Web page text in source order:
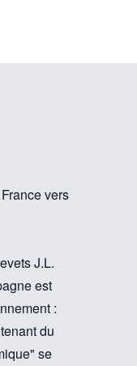
vers
J.L.
est
:
du
se